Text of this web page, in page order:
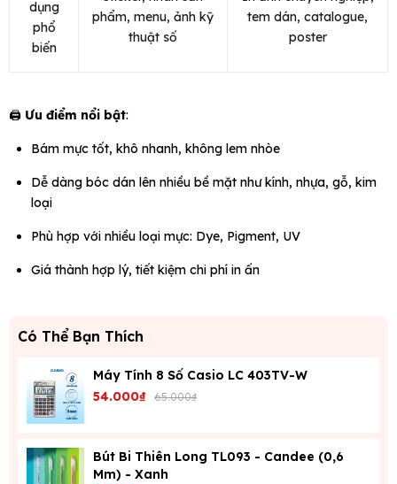
dụng
phổ
biến
phẩm, menu, ảnh kỹ
thuật số
tem dán, catalogue,
poster
🖨️ Ưu điểm nổi bật:
Bám mực tốt, khô nhanh, không lem nhòe
Dễ dàng bóc dán lên nhiều bề mặt như kính, nhựa, gỗ, kim
loại
Phù hợp với nhiều loại mực: Dye, Pigment, UV
Giá thành hợp lý, tiết kiệm chi phí in ấn
Có Thể Bạn Thích
Máy Tính 8 Số Casio LC 403TV-W
54.000₫ 65.000₫
Bút Bi Thiên Long TL093 - Candee (0,6
Mm) - Xanh